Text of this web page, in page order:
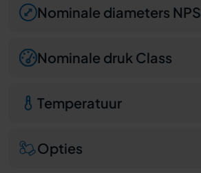
Nominale diameters NPS
Nominale druk Class
Temperatuur
Opties